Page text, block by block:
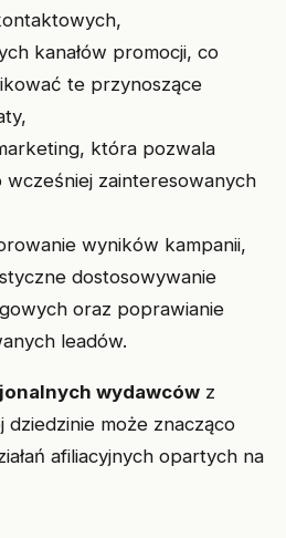
kanałów promocji, co
te przynoszące
która pozwala
zainteresowanych
wyników kampanii,
dostosowywanie
oraz poprawianie
leadów.
wydawców z
może znacząco
afiliacyjnych opartych na